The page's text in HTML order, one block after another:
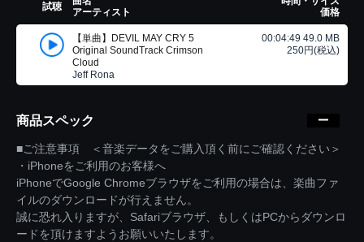
試聴
アーティスト
価格
【単曲】DEVIL MAY CRY 5
Original SoundTrack Crimson
Cloud
Jeff Rona
00:04:49 49.0 MB
250円(税込)
商品スペック
■ご注意事項 ＜音楽データをご購入頂く前にご確認ください＞
・iPhoneをご利用のお客様へ
iPhoneでGoogle Chromeブラウザをご利用の場合は、楽曲ファ
イルのダウンロードが行えません。
誠に恐れ入りますが、Safariブラウザ、もしくはPCからダウンロ
ードを頂けますようお願いいたします。